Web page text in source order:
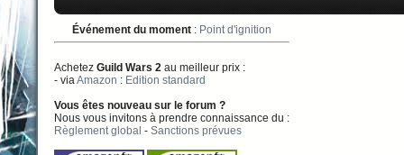
Événement du moment : Point d'ignition
Achetez Guild Wars 2 au meilleur prix :
- viaAmazon : Edition standard
Vous êtes nouveau sur le forum ?
Nous vous invitons à prendre connaissance du :
Règlement global - Sanctions prévues